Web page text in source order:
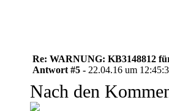
Re: WARNUNG: KB3148812
Antwort #5 - 22.04.16 um
Nach den